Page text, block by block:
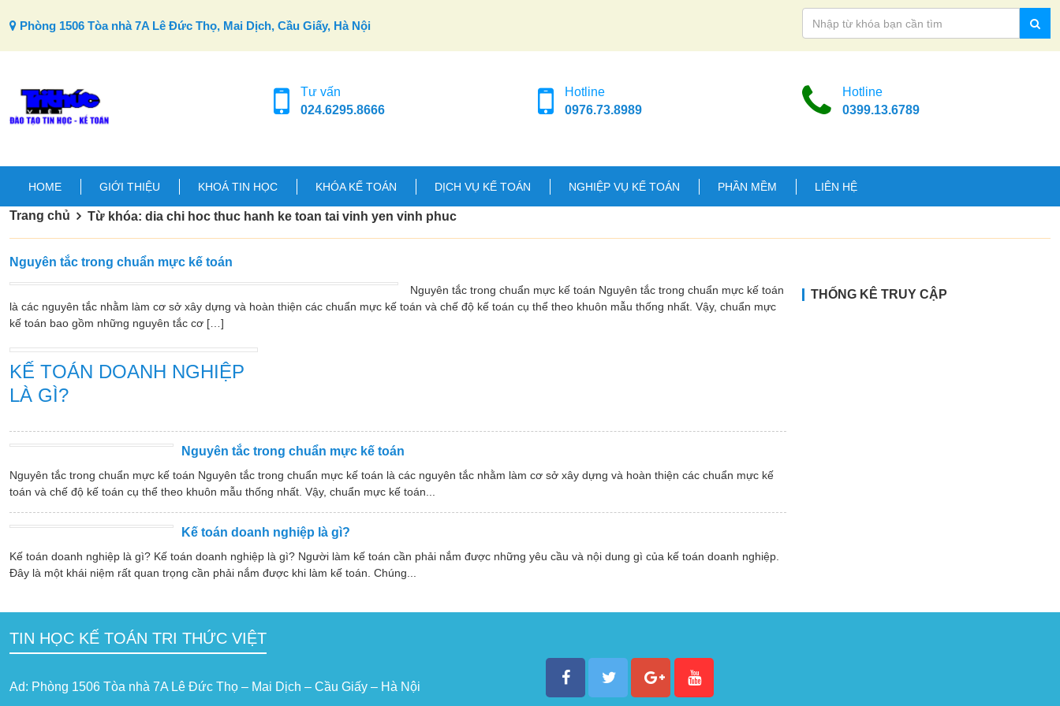
Phòng 1506 Tòa nhà 7A Lê Đức Thọ, Mai Dịch, Cầu Giấy, Hà Nội
Tư vấn
024.6295.8666
Hotline
0976.73.8989
Hotline
0399.13.6789
HOME GIỚI THIỆU KHOÁ TIN HỌC KHÓA KẾ TOÁN DỊCH VỤ KẾ TOÁN NGHIỆP VỤ KẾ TOÁN PHẦN MỀM LIÊN HỆ
Trang chủ Từ khóa: dia chi hoc thuc hanh ke toan tai vinh yen vinh phuc
Nguyên tắc trong chuẩn mực kế toán
Nguyên tắc trong chuẩn mực kế toán Nguyên tắc trong chuẩn mực kế toán
là các nguyên tắc nhằm làm cơ sở xây dựng và hoàn thiện các chuẩn mực kế toán và chế độ kế toán cụ thể theo khuôn mẫu thống nhất. Vậy, chuẩn mực
kế toán bao gồm những nguyên tắc cơ […]
KẾ TOÁN DOANH NGHIỆP
LÀ GÌ?
Nguyên tắc trong chuẩn mực kế toán
Nguyên tắc trong chuẩn mực kế toán Nguyên tắc trong chuẩn mực kế toán là các nguyên tắc nhằm làm cơ sở xây dựng và hoàn thiện các chuẩn mực kế
toán và chế độ kế toán cụ thể theo khuôn mẫu thống nhất. Vậy, chuẩn mực kế toán...
Kế toán doanh nghiệp là gì?
Kế toán doanh nghiệp là gì? Kế toán doanh nghiệp là gì? Người làm kế toán cần phải nắm được những yêu cầu và nội dung gì của kế toán doanh nghiệp.
Đây là một khái niệm rất quan trọng cần phải nắm được khi làm kế toán. Chúng...
THỐNG KÊ TRUY CẬP
TIN HỌC KẾ TOÁN TRI THỨC VIỆT
Ad: Phòng 1506 Tòa nhà 7A Lê Đức Thọ – Mai Dịch – Cầu Giấy – Hà Nội